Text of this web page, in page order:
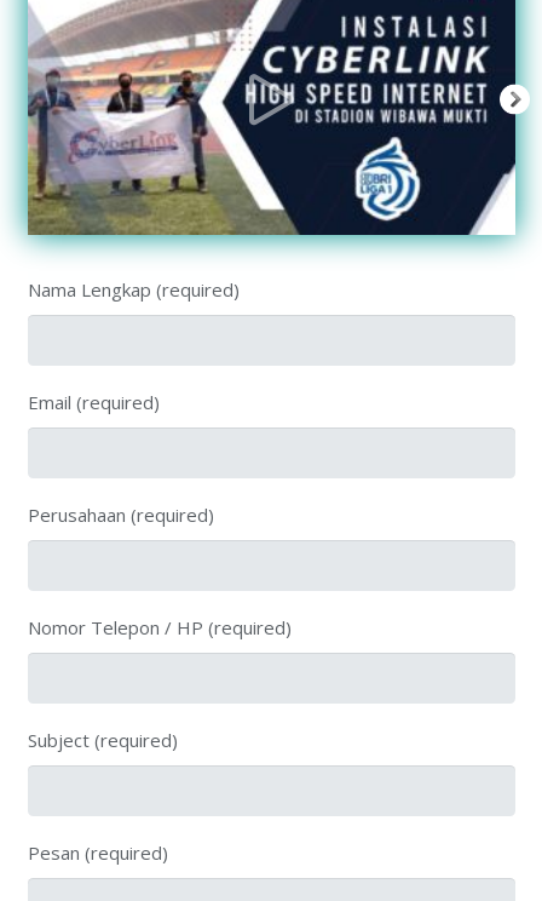
Nama Lengkap (required)
Email (required)
Perusahaan (required)
Nomor Telepon / HP (required)
Subject (required)
Pesan (required)